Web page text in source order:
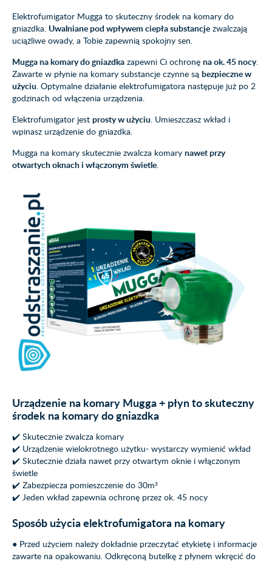
Elektrofumigator Mugga to skuteczny środek na komary do
gniazdka. Uwalniane pod wpływem ciepła substancje zwalczają
uciążliwe owady, a Tobie zapewnią spokojny sen.
Mugga na komary do gniazdka zapewni Ci ochronę na ok. 45 nocy.
Zawarte w płynie na komary substancje czynne są bezpieczne w
użyciu. Optymalne działanie elektrofumigatora następuje już po 2
godzinach od włączenia urządzenia.
Elektrofumigator jest prosty w użyciu. Umieszczasz wkład i
wpinasz urządzenie do gniazdka.
Mugga na komary skutecznie zwalcza komary nawet przy
otwartych oknach i włączonym świetle.
Urządzenie na komary Mugga + płyn to skuteczny
środek na komary do gniazdka
✔️ Skutecznie zwalcza komary
✔️ Urządzenie wielokrotnego użytku- wystarczy wymienić wkład
✔️ Skutecznie działa nawet przy otwartym oknie i włączonym
świetle
✔️ Zabezpiecza pomieszczenie do 30m³
✔️ Jeden wkład zapewnia ochronę przez ok. 45 nocy
Sposób użycia elektrofumigatora na komary
● Przed użyciem należy dokładnie przeczytać etykietę i informacje
zawarte na opakowaniu. Odkręconą butelkę z płynem wkręcić do